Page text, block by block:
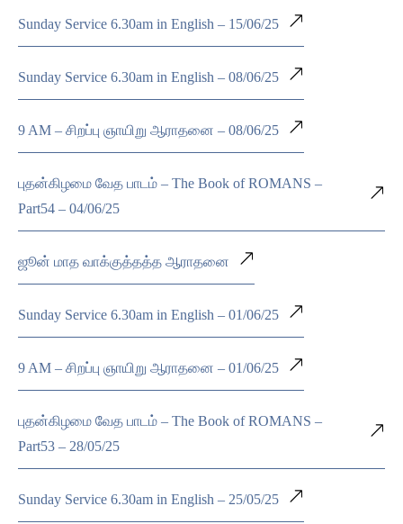
Sunday Service 6.30am in English – 15/06/25
Sunday Service 6.30am in English – 08/06/25
9 AM – சிறப்பு ஞாயிறு ஆராதனை – 08/06/25
புதன்கிழமை வேத பாடம் – The Book of ROMANS –
Part54 – 04/06/25
ஜூன் மாத வாக்குத்தத்த ஆராதனை
Sunday Service 6.30am in English – 01/06/25
9 AM – சிறப்பு ஞாயிறு ஆராதனை – 01/06/25
புதன்கிழமை வேத பாடம் – The Book of ROMANS –
Part53 – 28/05/25
Sunday Service 6.30am in English – 25/05/25